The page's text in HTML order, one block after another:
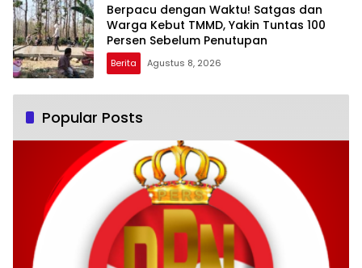
Berpacu dengan Waktu! Satgas dan
Warga Kebut TMMD, Yakin Tuntas 100
Persen Sebelum Penutupan
Berita Agustus 8, 2026
Popular Posts